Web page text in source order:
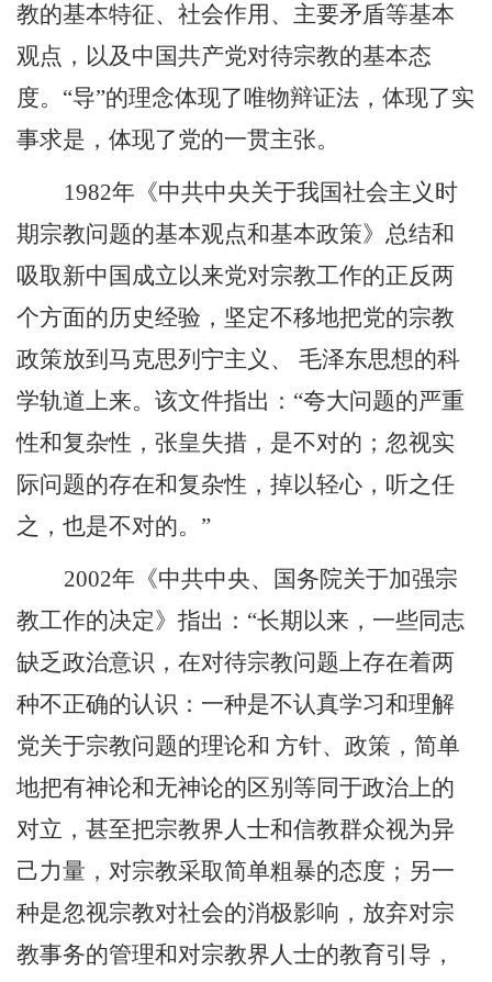
教的基本特征、社会作用、主要矛盾等基本
观点，以及中国共产党对待宗教的基本态
度。“导”的理念体现了唯物辩证法，体现了实
事求是，体现了党的一贯主张。
1982年《中共中央关于我国社会主义时
期宗教问题的基本观点和基本政策》总结和
吸取新中国成立以来党对宗教工作的正反两
个方面的历史经验，坚定不移地把党的宗教
政策放到马克思列宁主义、 毛泽东思想的科
学轨道上来。该文件指出：“夸大问题的严重
性和复杂性，张皇失措，是不对的；忽视实
际问题的存在和复杂性，掉以轻心，听之任
之，也是不对的。”
2002年《中共中央、国务院关于加强宗
教工作的决定》指出：“长期以来，一些同志
缺乏政治意识，在对待宗教问题上存在着两
种不正确的认识：一种是不认真学习和理解
党关于宗教问题的理论和 方针、政策，简单
地把有神论和无神论的区别等同于政治上的
对立，甚至把宗教界人士和信教群众视为异
己力量，对宗教采取简单粗暴的态度；另一
种是忽视宗教对社会的消极影响，放弃对宗
教事务的管理和对宗教界人士的教育引导，